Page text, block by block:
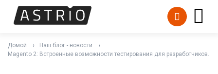
Домой
Наш блог - новости
Magento 2: Встроенные возможности тестирования для разработчиков.